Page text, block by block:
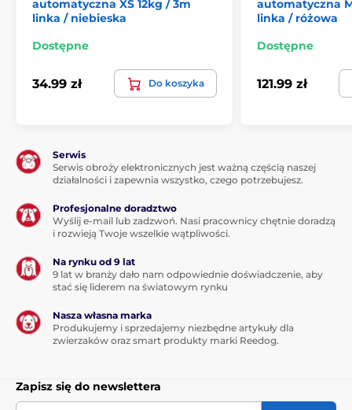
spadochronów wojskowych, dlatego charakteryzuje się
Jeden przycisk: idealna
Niezależnie od tego, czy Twojego pupila zaskoczy inny pies,
przechodzień, czy przejeżdżające obok autoReedog Senza
automatyczna XS 12kg / 3m
linka / niebieska
Dostępne
34.99 zł Do koszyka
automatyczna
linka / różowa
Dostępne
121.99 zł
Serwis
Serwis obroży elektronicznych jest ważną częścią naszej
działalności i zapewnia wszystko, czego potrzebujesz.
Profesjonalne doradztwo
Wyślij e-mail lub zadzwoń. Nasi pracownicy chętnie doradzą
i rozwieją Twoje wszelkie wątpliwości.
Na rynku od 9 lat
9 lat w branży dało nam odpowiednie doświadczenie, aby
stać się liderem na światowym rynku
Nasza własna marka
Produkujemy i sprzedajemy niezbędne artykuły dla
zwierzaków oraz smart produkty marki Reedog.
Zapisz się do newslettera